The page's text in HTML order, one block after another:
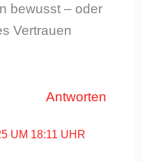
bewusst – oder
Vertrauen
Antworten
UM 18:11 UHR